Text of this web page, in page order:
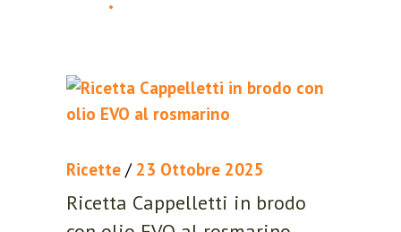
Ricette / 23 Ottobre 2025
Ricetta Cappelletti in brodo